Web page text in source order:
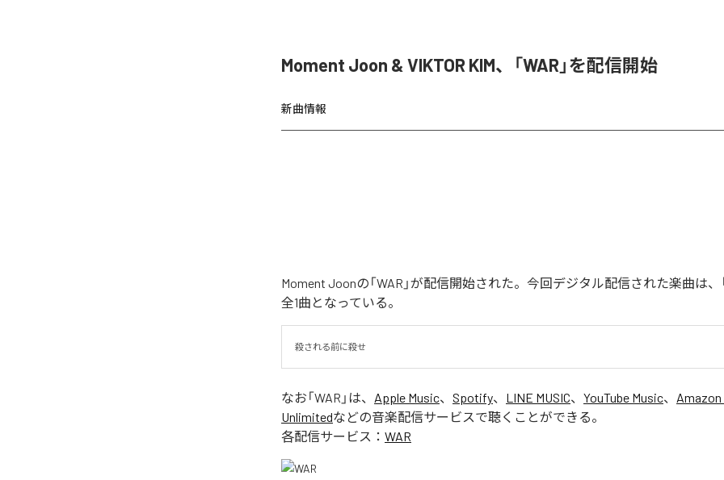
Moment Joon & VIKTOR KIM、「WAR」を配信開始
新曲情報
Moment Joonの「WAR」が配信開始された。今回デジタル配信された楽曲は、
全1曲となっている。
殺される前に殺せ
なお「WAR 」は、 Apple Music、 Spotify、 LINE MUSIC、 YouTube Music、
Unlimitedなどの音楽配信サービスで聴くことができる。
各配信サービス： WAR